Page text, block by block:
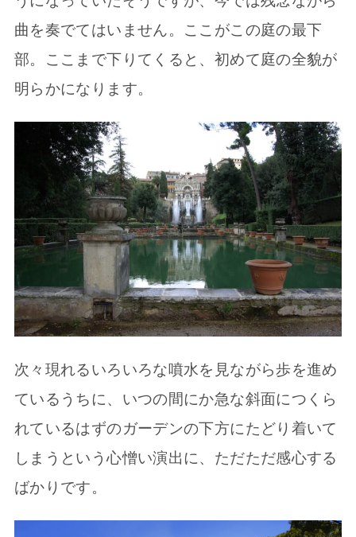
曲を奏でてはいません。ここがこの庭の最下
部。ここまで下りてくると、初めて庭の全貌が
明らかになります。
次々現れるいろいろな噴水を見ながら歩を進め
ているうちに、いつの間にか急な斜面につくら
れているはずのガーデンの下方にたどり着いて
しまうという心憎い演出に、ただただ感心する
ばかりです。